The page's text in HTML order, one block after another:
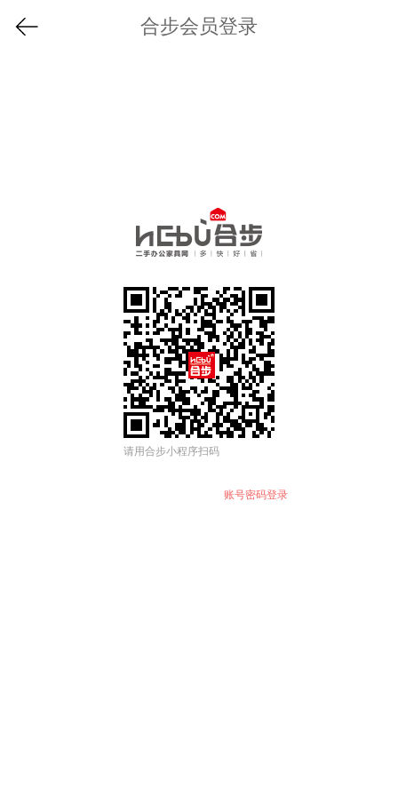
合步会员登录
请用合步小程序扫码
账号密码登录